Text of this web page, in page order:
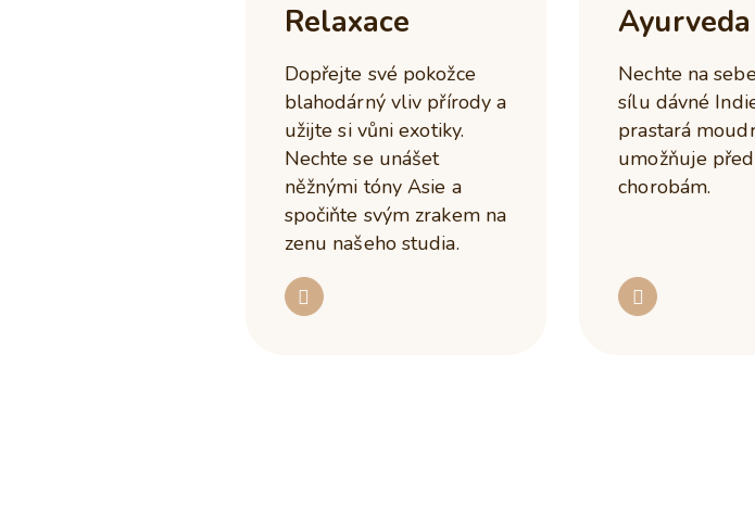
Relaxace
Dopřejte své pokožce
blahodárný vliv přírody a
užijte si vůni exotiky.
Nechte se unášet
něžnými tóny Asie a
spočiňte svým zrakem na
zenu našeho studia.
Ayurveda
Nechte na
sílu dávné
prastará
umožňuje
chorobám.